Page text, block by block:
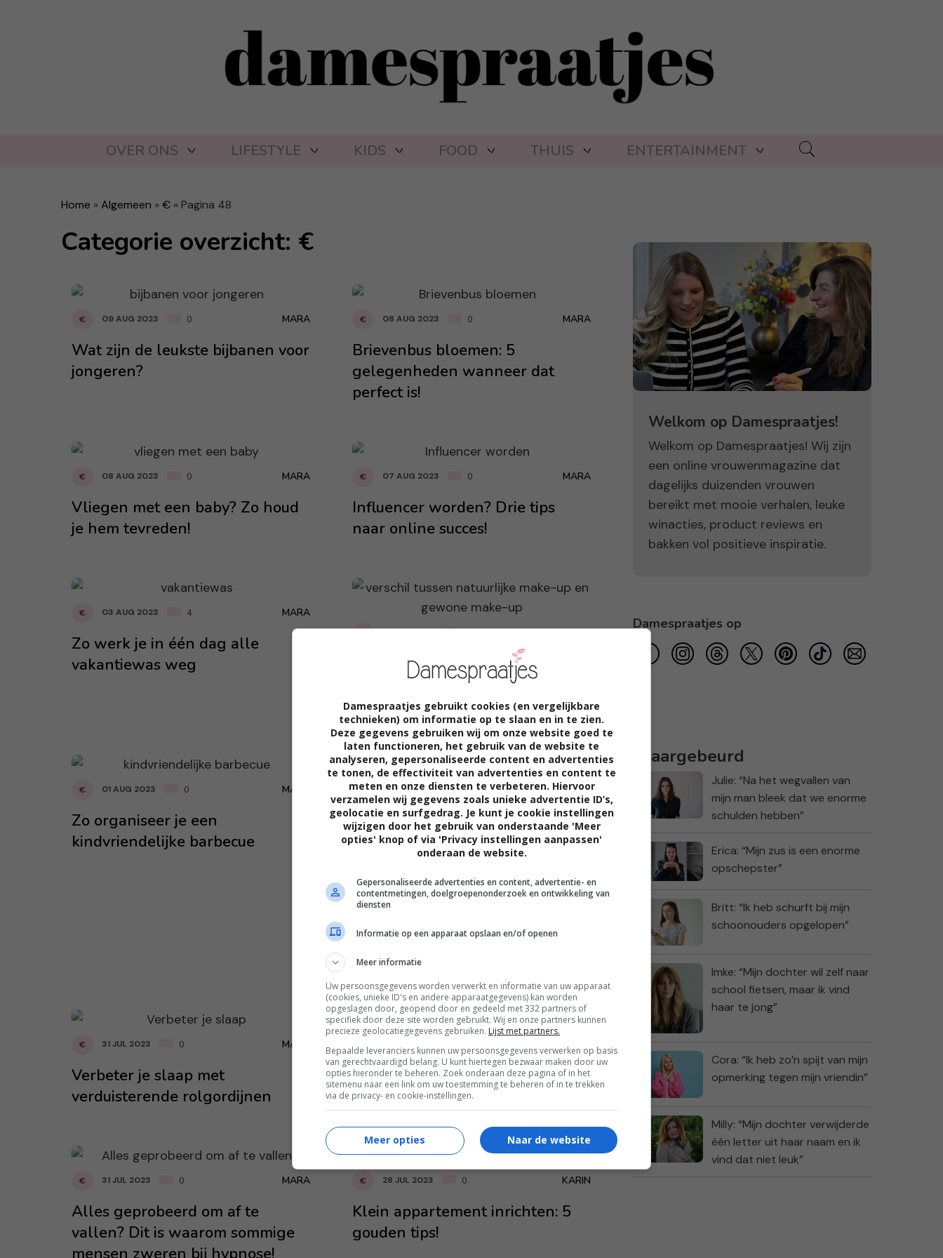
OVER ONS LIFESTYLE KIDS FOOD THUIS ENTERTAINMENT
Home »Algemeen »€ »Pagina 48
Categorie overzicht: €
€ 09 AUG 2023 0 MARA
Wat zijn de leukste bijbanen voor
jongeren?
€ 08 AUG 2023 0 MARA
Brievenbus bloemen: 5
gelegenheden wanneer dat
perfect is!
€ 08 AUG 2023 0 MARA
Vliegen met een baby? Zo houd
je hem tevreden!
€ 07 AUG 2023 0 MARA
Influencer worden? Drie tips
naar online succes!
€ 03 AUG 2023 4 MARA
Zo werk je in één dag alle
vakantiewas weg
€ 01 AUG 2023 0 MARA
Wat is het verschil tussen
natuurlijke make-up en gewone
make-up?
€ 01 AUG 2023 0 MARA
Zo organiseer je een
kindvriendelijke barbecue
€ 31 JUL 2023
Zwangerschapsbeeldje maken?
Zo gaat dat in z’n werk!
€ 31 JUL 2023 0 MARA
Verbeter je slaap met
verduisterende rolgordijnen
MARA
Zo houd je jouw ‘speeltjes’
hygiënisch
€ 31 JUL 2023 0 MARA
Alles geprobeerd om af te
vallen? Dit is waarom sommige
mensen zweren bij hypnose!
€ 28 JUL 2023 0 KARIN
Klein appartement inrichten: 5
gouden tips!
Welkom op Damespraatjes!
Welkom op Damespraatjes! Wij zijn
een online vrouwenmagazine dat
dagelijks duizenden vrouwen
bereikt met mooie verhalen, leuke
winacties, product reviews en
bakken vol positieve inspiratie.
Damespraatjes op
Waargebeurd
Julie: “Na het wegvallen van
mijn man bleek dat we enorme
schulden hebben”
Erica: “Mijn zus is een enorme
opschepster”
Britt: “Ik heb schurft bij mijn
schoonouders opgelopen”
Imke: “Mijn dochter wil zelf naar
school fietsen, maar ik vind
haar te jong”
Cora: “Ik heb zo’n spijt van mijn
opmerking tegen mijn vriendin”
Milly: “Mijn dochter verwijderde
één letter uit haar naam en ik
vind dat niet leuk”
Damespraatjes gebruikt cookies (en vergelijkbare
technieken) om informatie op te slaan en in te zien.
Deze gegevens gebruiken wij om onze website goed te
laten functioneren, het gebruik van de website te
analyseren, gepersonaliseerde content en advertenties
te tonen, de effectiviteit van advertenties en content te
meten en onze diensten te verbeteren. Hiervoor
verzamelen wij gegevens zoals unieke advertentie ID’s,
geolocatie en surfgedrag. Je kunt je cookie instellingen
wijzigen door het gebruik van onderstaande 'Meer
opties' knop of via 'Privacy instellingen aanpassen'
onderaan de website.
Gepersonaliseerde advertenties en content, advertentie- en
contentmetingen, doelgroepenonderzoek en ontwikkeling van
diensten
Informatie op een apparaat opslaan en/of openen
Meer informatie
Uw persoonsgegevens worden verwerkt en informatie van uw apparaat
(cookies, unieke ID's en andere apparaatgegevens) kan worden
opgeslagen door, geopend door en gedeeld met 332 partners of
specifiek door deze site worden gebruikt. Wij en onze partners kunnen
precieze geolocatiegegevens gebruiken. Lijst met partners.
Bepaalde leveranciers kunnen uw persoonsgegevens verwerken op basis
van gerechtvaardigd belang. U kunt hiertegen bezwaar maken door uw
opties hieronder te beheren. Zoek onderaan deze pagina of in het
sitemenu naar een link om uw toestemming te beheren of in te trekken
via de privacy- en cookie-instellingen.
Naar de website
Meer opties